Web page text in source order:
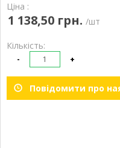
Ціна :
1 138,50 грн. /шт
Кількість:
- +
Повідомити про